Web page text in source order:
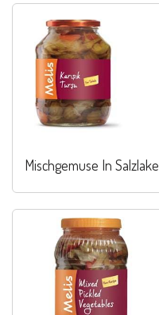
Mischgemuse In Salzlake